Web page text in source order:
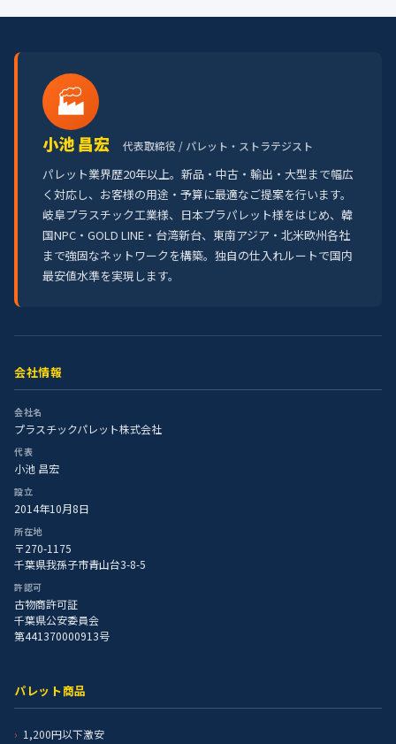
🏭
小池 昌宏 代表取締役 / パレット・ストラテジスト
パレット業界歴20年以上。新品・中古・輸出・大型まで幅広
く対応し、お客様の用途・予算に最適なご提案を行います。
岐阜プラスチック工業様、日本プラパレット様をはじめ、韓
国NPC・GOLD LINE・台湾新台、東南アジア・北米欧州各社
まで強固なネットワークを構築。独自の仕入れルートで国内
最安値水準を実現します。
会社情報
会社名
プラスチックパレット株式会社
代表
小池 昌宏
設立
2014年10月8日
所在地
〒270-1175
千葉県我孫子市青山台3-8-5
許認可
古物商許可証
千葉県公安委員会
第441370000913号
パレット商品
1,200円以下激安